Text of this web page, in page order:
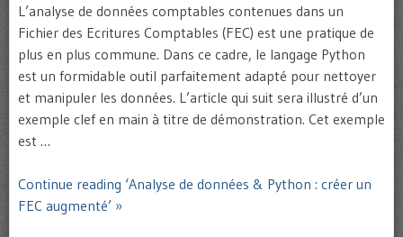
L’analyse de données comptables contenues dans un
Fichier des Ecritures Comptables (FEC) est une pratique de
plus en plus commune. Dans ce cadre, le langage Python
est un formidable outil parfaitement adapté pour nettoyer
et manipuler les données. L’article qui suit sera illustré d’un
exemple clef en main à titre de démonstration. Cet exemple
est …
Continue reading ‘Analyse de données & Python : créer un
FEC augmenté’ »